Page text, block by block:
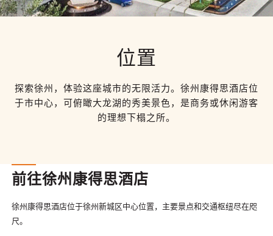
位置
探索徐州，体验这座城市的无限活力。徐州康得思酒店位
于市中心，可俯瞰大龙湖的秀美景色，是商务或休闲游客
的理想下榻之所。
前往徐州康得思酒店
徐州康得思酒店位于徐州新城区中心位置，主要景点和交通枢纽尽在咫
尺。